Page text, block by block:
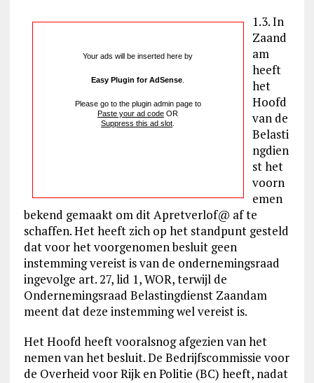
Your ads will be inserted here by
Easy Plugin for AdSense
Please go to the plugin admin page to
Paste your ad code OR
Suppress this ad slot
1.3. In
Zaand
am
heeft
het
Hoofd
van de
Belasti
ngdien
st het
voorn
emen
bekend gemaakt om dit Apretverlof@ af te
schaffen. Het heeft zich op het standpunt gesteld
dat voor het voorgenomen besluit geen
instemming vereist is van de ondernemingsraad
ingevolge art. 27, lid 1, WOR, terwijl de
Ondernemingsraad Belastingdienst Zaandam
meent dat deze instemming wel vereist is.
Het Hoofd heeft vooralsnog afgezien van het
nemen van het besluit. De Bedrijfscommissie voor
de Overheid voor Rijk en Politie (BC) heeft, nadat